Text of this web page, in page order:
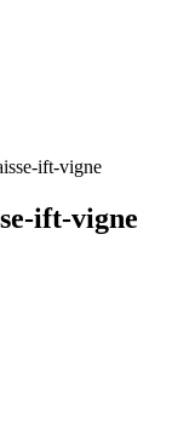
ift-vigne
ift-vigne